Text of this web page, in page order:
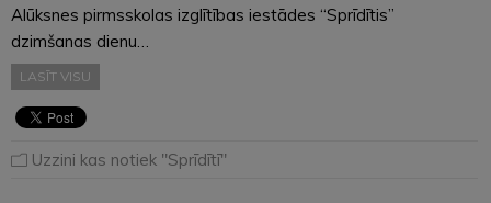
Alūksnes pirmsskolas izglītības iestādes “Sprīdītis”
dzimšanas dienu…
LASĪT VISU
Uzzini kas notiek "Sprīdītī"